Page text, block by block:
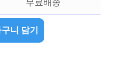
무료배송
니 담기